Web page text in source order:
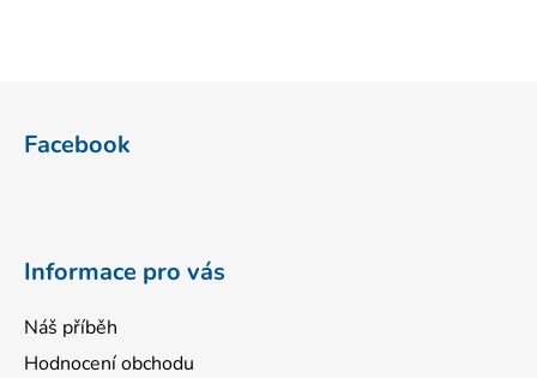
Facebook
Informace pro vás
Náš příběh
Hodnocení obchodu